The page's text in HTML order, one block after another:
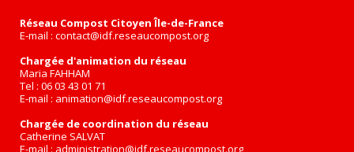
Réseau Compost Citoyen Île-de-France
E-mail : contact@idf.reseaucompost.org
Chargée d'animation du réseau
Maria FAHHAM
Tel : 06 03 43 01 71
E-mail : animation@idf.reseaucompost.org
Chargée de coordination du réseau
Catherine SALVAT
E-mail : administration@idf.reseaucompost.org